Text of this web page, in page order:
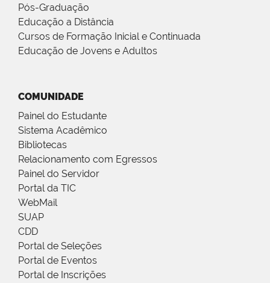
Pós-Graduação
Educação a Distância
Cursos de Formação Inicial e Continuada
Educação de Jovens e Adultos
COMUNIDADE
Painel do Estudante
Sistema Acadêmico
Bibliotecas
Relacionamento com Egressos
Painel do Servidor
Portal da TIC
WebMail
SUAP
CDD
Portal de Seleções
Portal de Eventos
Portal de Inscrições